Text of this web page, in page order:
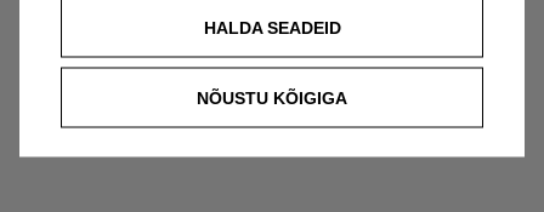
HALDA SEADEID
NÕUSTU KÕIGIGA